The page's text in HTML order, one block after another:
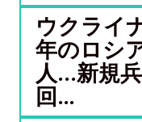
ウクライ
年のロシ
人…新規
回...